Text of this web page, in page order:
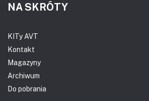
NA SKRÓTY
KITy AVT
Kontakt
Magazyny
Archiwum
Do pobrania